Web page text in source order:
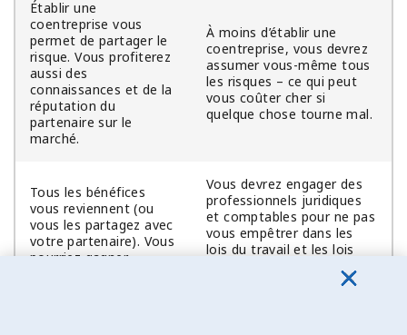
Établir une
coentreprise vous
permet de partager le
risque. Vous profiterez
aussi des
connaissances et de la
réputation du
partenaire sur le
marché.
À moins d’établir une
coentreprise, vous devrez
assumer vous-même tous
les risques – ce qui peut
vous coûter cher si
quelque chose tourne mal.
Tous les bénéfices
vous reviennent (ou
vous les partagez avec
votre partenaire). Vous
pourriez gagner
Vous devrez engager des
professionnels juridiques
et comptables pour ne pas
vous empêtrer dans les
lois du travail et les lois
déclarations de revenus.